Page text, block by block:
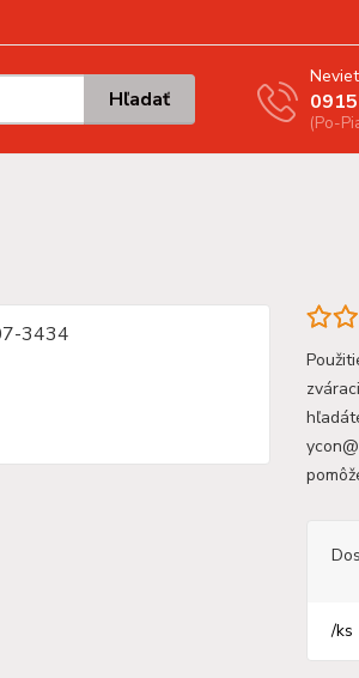
Hľadať
(Po-
/ks